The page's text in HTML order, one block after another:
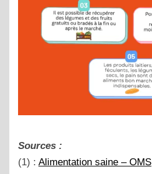
Sources :
(1) : Alimentation saine – OMS